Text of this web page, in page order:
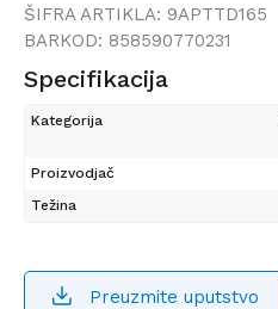
ŠIFRA ARTIKLA: 9APTTD165
BARKOD: 858590770231
Specifikacija
Kategorija
Proizvodjač
Težina
Preuzmite uputstvo